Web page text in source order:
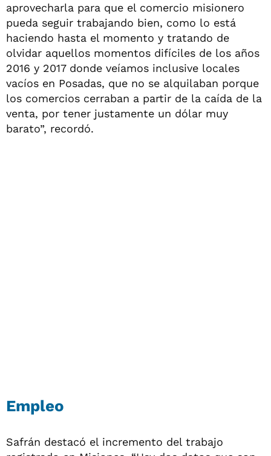
aprovecharla para que el comercio misionero
pueda seguir trabajando bien, como lo está
haciendo hasta el momento y tratando de
olvidar aquellos momentos difíciles de los años
2016 y 2017 donde veíamos inclusive locales
vacíos en Posadas, que no se alquilaban porque
los comercios cerraban a partir de la caída de la
venta, por tener justamente un dólar muy
barato”, recordó.
Empleo
Safrán destacó el incremento del trabajo